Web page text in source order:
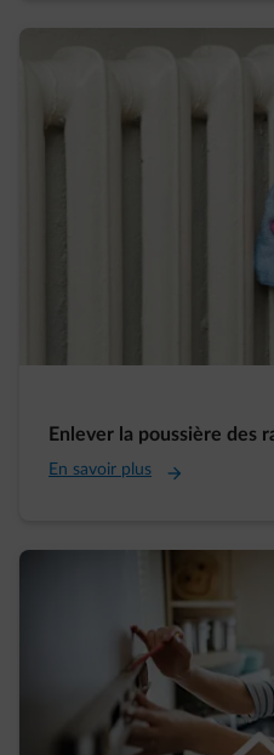
Enlever la poussière des
En savoir plus